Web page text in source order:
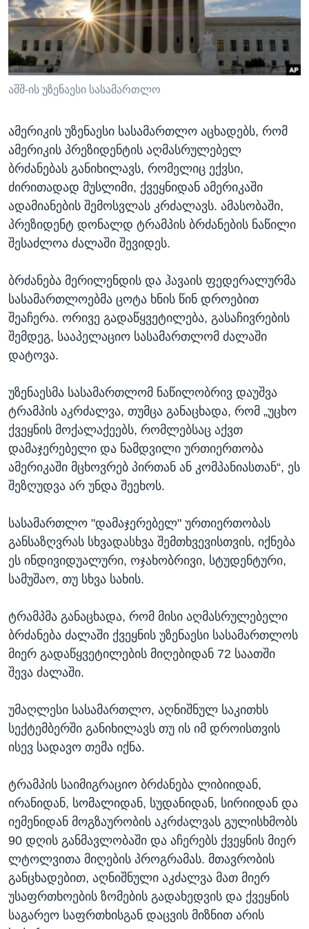
ᲡᲢᲣᲓᲘᲐ ᲕᲐᲨᲘᲜᲒᲢᲝᲜᲘ
ᲔᲙᲝᲜᲝᲛᲘᲙᲐ
ᲯᲐᲜᲛᲠᲗᲔᲚᲝᲑᲐ
ᲛᲔᲪᲜᲘᲔᲠᲔᲑᲐ
ᲘᲜᲢᲔᲠᲕᲘᲣ
ᲒᲐᲚᲘᲚᲔᲝ
ᲓᲔᲖᲘᲜᲤᲝᲠᲛᲐᲪᲘᲐ
Learning English
ᲗᲕᲐᲚᲘ ᲒᲕᲐᲓᲔᲕᲜᲔᲗ
ენები
აშშ-ის უზენაესი სასამართლო
ამერიკის უზენაესი სასამართლო აცხადებს, რომ
ამერიკის პრეზიდენტის აღმასრულებელ
ბრძანებას განიხილავს, რომელიც ექვსი,
ძირითადად მუსლიმი, ქვეყნიდან ამერიკაში
ადამიანების შემოსვლას კრძალავს. ამასობაში,
პრეზიდენტ დონალდ ტრამპის ბრძანების ნაწილი
შესაძლოა ძალაში შევიდეს.
ბრძანება მერილენდის და ჰავაის ფედერალურმა
სასამართლოებმა ცოტა ხნის წინ დროებით
შეაჩერა. ორივე გადაწყვეტილება, გასაჩივრების
შემდეგ, სააპელაციო სასამართლომ ძალაში
დატოვა.
უზენაესმა სასამართლომ ნაწილობრივ დაუშვა
ტრამპის აკრძალვა, თუმცა განაცხადა, რომ „უცხო
ქვეყნის მოქალაქეებს, რომლებსაც აქვთ
დამაჯერებელი და ნამდვილი ურთიერთობა
ამერიკაში მცხოვრებ პირთან ან კომპანიასთან“, ეს
შეზღუდვა არ უნდა შეეხოს.
სასამართლო "დამაჯერებელ" ურთიერთობას
განსაზღვრას სხვადასხვა შემთხვევისთვის, იქნება
ეს ინდივიდუალური, ოჯახობრივი, სტუდენტური,
სამუშაო, თუ სხვა სახის.
ტრამპმა განაცხადა, რომ მისი აღმასრულებელი
ბრძანება ძალაში ქვეყნის უზენაესი სასამართლოს
მიერ გადაწყვეტილების მიღებიდან 72 საათში
შევა ძალაში.
უმაღლესი სასამართლო, აღნიშნულ საკითხს
სექტემბერში განიხილავს თუ ის იმ დროისთვის
ისევ სადავო თემა იქნა.
ტრამპის საიმიგრაციო ბრძანება ლიბიიდან,
ირანიდან, სომალიდან, სუდანიდან, სირიიდან და
იემენიდან მოგზაურობის აკრძალვას გულისხმობს
90 დღის განმავლობაში და აჩერებს ქვეყნის მიერ
ლტოლვითა მიღების პროგრამას. მთავრობის
განცხადებით, აღნიშნული აკძალვა მათ მიერ
უსაფრთხოების ზომების გადახედვის და ქვეყნის
საგარეო საფრთხისგან დაცვის მიზნით არის